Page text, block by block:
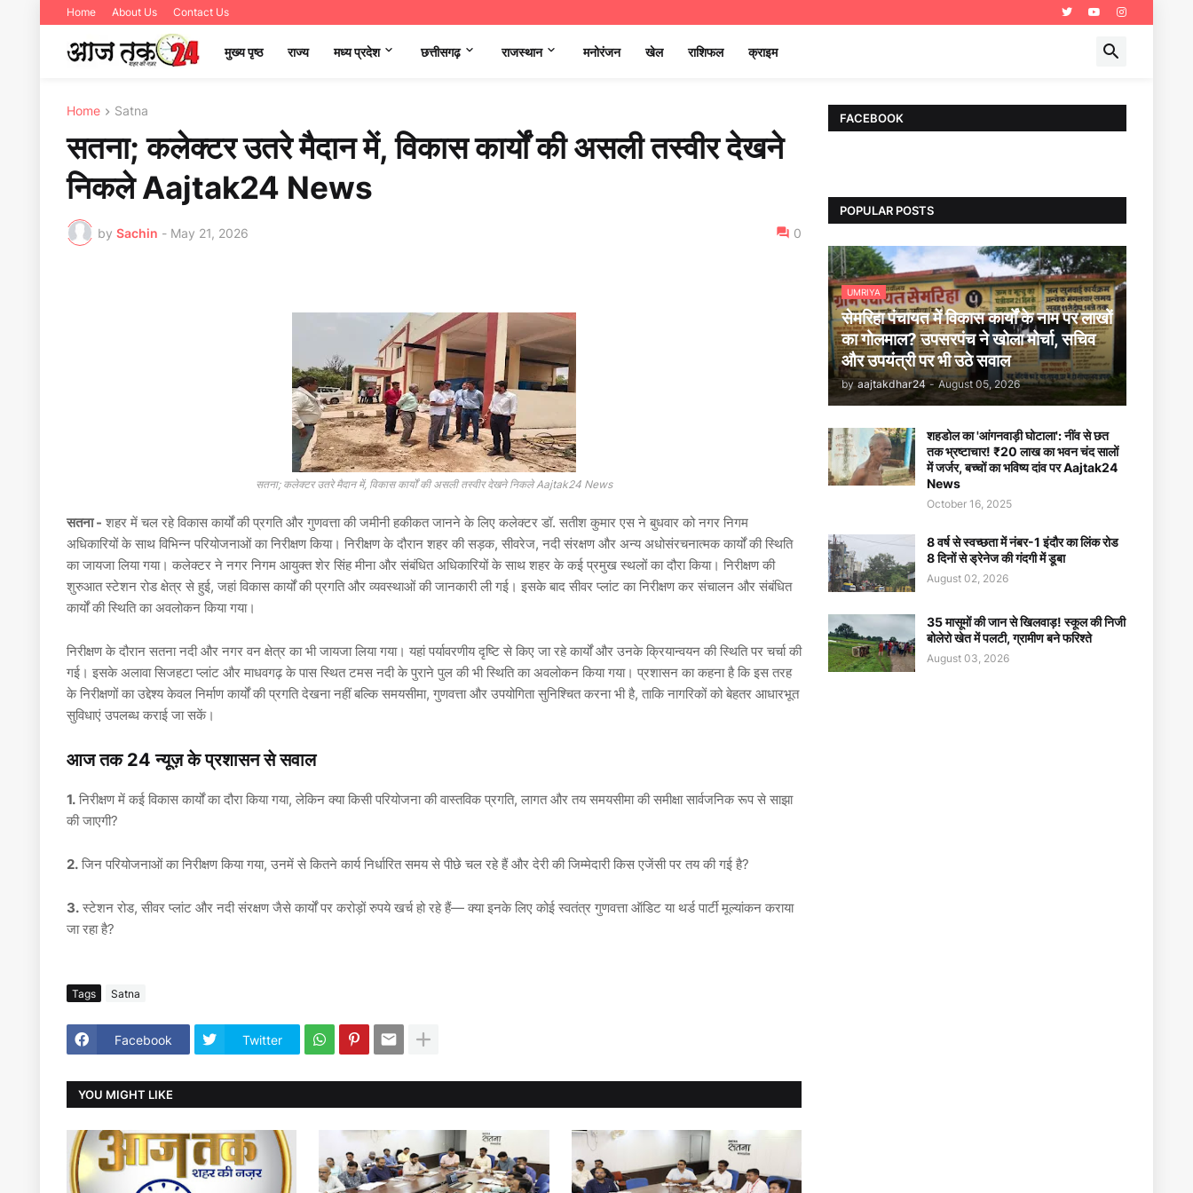
Home About Us Contact Us
मुख्य पृष्ठ राज्य मध्‍य प्रदेश छत्तीसगढ़ राजस्थान मनोरंजन खेल राशिफल क्राइम
Home Satna
सतना; कलेक्टर उतरे मैदान में, विकास कार्यों की असली तस्वीर देखने
निकले Aajtak24 News
by Sachin - May 21, 2026 0
सतना; कलेक्टर उतरे मैदान में, विकास कार्यों की असली तस्वीर देखने निकले Aajtak24 News
सतना - शहर में चल रहे विकास कार्यों की प्रगति और गुणवत्ता की जमीनी हकीकत जानने के लिए कलेक्टर डॉ. सतीश कुमार एस ने बुधवार को नगर निगम
अधिकारियों के साथ विभिन्न परियोजनाओं का निरीक्षण किया। निरीक्षण के दौरान शहर की सड़क, सीवरेज, नदी संरक्षण और अन्य अधोसंरचनात्मक कार्यों की स्थिति
का जायजा लिया गया। कलेक्टर ने नगर निगम आयुक्त शेर सिंह मीना और संबंधित अधिकारियों के साथ शहर के कई प्रमुख स्थलों का दौरा किया। निरीक्षण की
शुरुआत स्टेशन रोड क्षेत्र से हुई, जहां विकास कार्यों की प्रगति और व्यवस्थाओं की जानकारी ली गई। इसके बाद सीवर प्लांट का निरीक्षण कर संचालन और संबंधित
कार्यों की स्थिति का अवलोकन किया गया।
निरीक्षण के दौरान सतना नदी और नगर वन क्षेत्र का भी जायजा लिया गया। यहां पर्यावरणीय दृष्टि से किए जा रहे कार्यों और उनके क्रियान्वयन की स्थिति पर चर्चा की
गई। इसके अलावा सिजहटा प्लांट और माधवगढ़ के पास स्थित टमस नदी के पुराने पुल की भी स्थिति का अवलोकन किया गया। प्रशासन का कहना है कि इस तरह
के निरीक्षणों का उद्देश्य केवल निर्माण कार्यों की प्रगति देखना नहीं बल्कि समयसीमा, गुणवत्ता और उपयोगिता सुनिश्चित करना भी है, ताकि नागरिकों को बेहतर आधारभूत
सुविधाएं उपलब्ध कराई जा सकें।
आज तक 24 न्यूज़ के प्रशासन से सवाल
1. निरीक्षण में कई विकास कार्यों का दौरा किया गया, लेकिन क्या किसी परियोजना की वास्तविक प्रगति, लागत और तय समयसीमा की समीक्षा सार्वजनिक रूप से साझा
की जाएगी?
2. जिन परियोजनाओं का निरीक्षण किया गया, उनमें से कितने कार्य निर्धारित समय से पीछे चल रहे हैं और देरी की जिम्मेदारी किस एजेंसी पर तय की गई है?
3. स्टेशन रोड, सीवर प्लांट और नदी संरक्षण जैसे कार्यों पर करोड़ों रुपये खर्च हो रहे हैं— क्या इनके लिए कोई स्वतंत्र गुणवत्ता ऑडिट या थर्ड पार्टी मूल्यांकन कराया
जा रहा है?
Tags Satna
Facebook Twitter
YOU MIGHT LIKE
FACEBOOK
POPULAR POSTS
UMRIYA
सेमरिहा पंचायत में विकास कार्यों के नाम पर लाखों
का गोलमाल? उपसरपंच ने खोला मोर्चा, सचिव
और उपयंत्री पर भी उठे सवाल
by aajtakdhar24 - August 05, 2026
शहडोल का 'आंगनवाड़ी घोटाला': नींव से छत
तक भ्रष्टाचार! ₹20 लाख का भवन चंद सालों
में जर्जर, बच्चों का भविष्य दांव पर Aajtak24
News
October 16, 2025
8 वर्ष से स्वच्छता में नंबर-1 इंदौर का लिंक रोड
8 दिनों से ड्रेनेज की गंदगी में डूबा
August 02, 2026
35 मासूमों की जान से खिलवाड़! स्कूल की निजी
बोलेरो खेत में पलटी, ग्रामीण बने फरिश्ते
August 03, 2026